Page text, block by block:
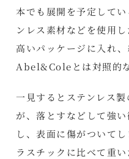
本でも展開を予定して
ンレス素材などを使用
高いパッケージに入れ
Abel&Coleとは対照的
一見するとステンレス
が、落とすなどして強
し、表面に傷がついて
ラスチックに比べて重